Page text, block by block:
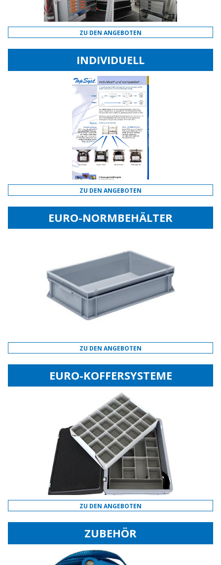
ZU DEN ANGEBOTEN
INDIVIDUELL
ZU DEN ANGEBOTEN
EURO-NORMBEHÄLTER
ZU DEN ANGEBOTEN
EURO-KOFFERSYSTEME
ZU DEN ANGEBOTEN
ZUBEHÖR